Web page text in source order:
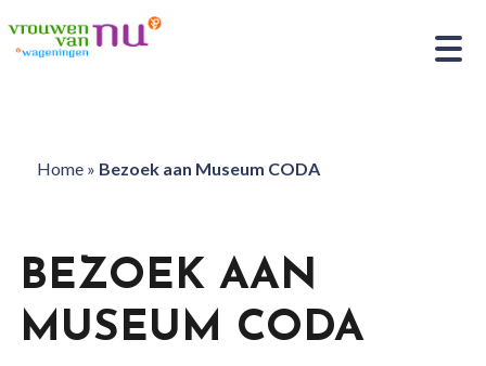
Home» Bezoek aan Museum CODA
BEZOEK AAN
MUSEUM CODA